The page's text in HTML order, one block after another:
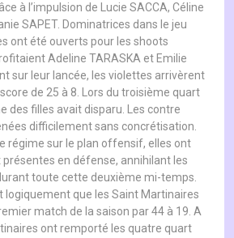
à l’impulsion de Lucie SACCA, Céline
SAPET. Dominatrices dans le jeu
ont été ouverts pour les shoots
Adeline TARASKA et Emilie
sur leur lancée, les violettes arrivèrent
de 25 à 8. Lors du troisième quart
des filles avait disparu. Les contre
difficilement sans concrétisation.
régime sur le plan offensif, elles ont
en défense, annihilant les
toute cette deuxième mi-temps.
logiquement que les Saint Martinaires
match de la saison par 44 à 19. A
ont remporté les quatre quart